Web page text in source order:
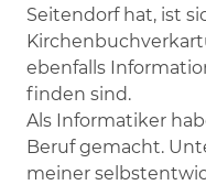
Seitendorf hat, ist
ebenfalls
finden sind.
Als Informatiker
Beruf gemacht.
meiner